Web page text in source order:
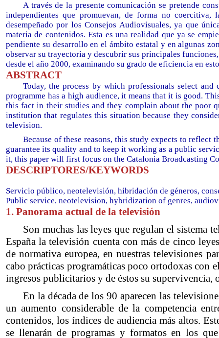
A través de la presente comunicación se pretende
independientes que promuevan, de forma no coercitiva,
desempeñado por los Consejos Audiovisuales, ya que
materia de contenidos. Esta es una realidad que ya se
pendiente su desarrollo en el ámbito estatal y en algunas
observar su trayectoria y descubrir sus principales
desde el año 2000, examinando su grado de eficiencia en
ABSTRACT
Today, the process by which professionals select
programme has a high audience, it means that it is good.
this fact in their studies and they complain about the poor
institution that regulates this situation because they
television.
Because of these reasons, this study expects to
guarantee its quality and to keep it working as a public
it, this paper will first focus on the Catalonia Broadcasting
DESCRIPTORES/KEYWORDS
Servicio público, neotelevisión, hibridación de géneros,
Public service, neotelevision, hybridization of genres,
1. Panorama actual de la televisión
Son muchas las leyes que regulan el sistema
España la televisión cuenta con más de cinco
de normativa europea, en nuestras televisiones
cabo prácticas programáticas poco ortodoxas con
ingresos publicitarios y de éstos su
En la década de los 90 aparecen las
un aumento considerable de la competencia
contenidos, los índices de audiencia más altos.
se llenarán de programas y formatos en los